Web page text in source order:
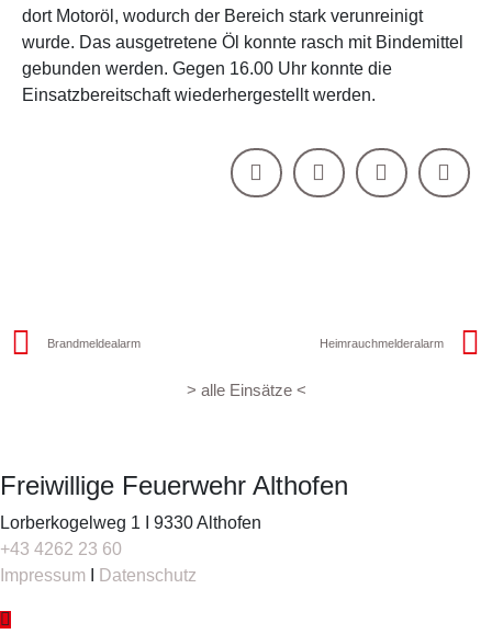
dort Motoröl, wodurch der Bereich stark verunreinigt
wurde. Das ausgetretene Öl konnte rasch mit Bindemittel
gebunden werden. Gegen 16.00 Uhr konnte die
Einsatzbereitschaft wiederhergestellt werden.
Brandmeldealarm Heimrauchmelderalarm
> alle Einsätze <
Freiwillige Feuerwehr Althofen
Lorberkogelweg 1 I 9330 Althofen
+43 4262 23 60
Impressum
Datenschutz